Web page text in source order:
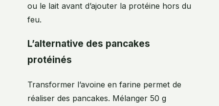
ou le lait avant d’ajouter la protéine hors du
feu.
L’alternative des pancakes
protéinés
Transformer l’avoine en farine permet de
réaliser des pancakes. Mélanger 50 g